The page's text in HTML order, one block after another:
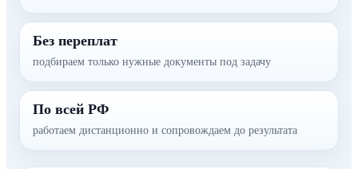
Без переплат
подбираем только нужные документы под задачу
По всей РФ
работаем дистанционно и сопровождаем до результата